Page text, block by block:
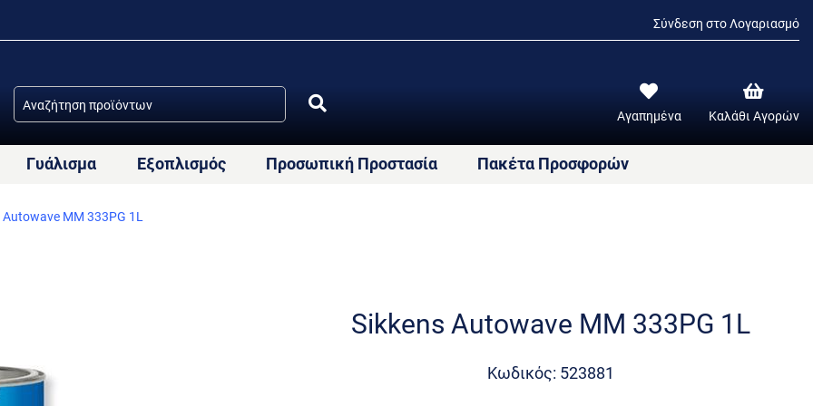
Σύνδεση στο Λογαριασμό
Αγαπημένα Καλάθι Αγορών
Γυάλισμα Εξοπλισμός Προσωπική Προστασία Πακέτα Προσφορών
Autowave MM 333PG 1L
Sikkens Autowave MM 333PG 1L
Κωδικός: 523881